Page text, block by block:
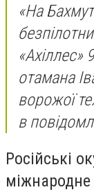
«На
отамана
ворожої
в
Російські
міжнародне